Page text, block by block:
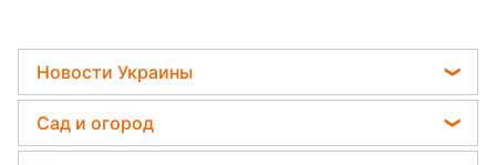
Новости Украины
Телеграм новости Украины
Пенсии в Украине
Сад и огород